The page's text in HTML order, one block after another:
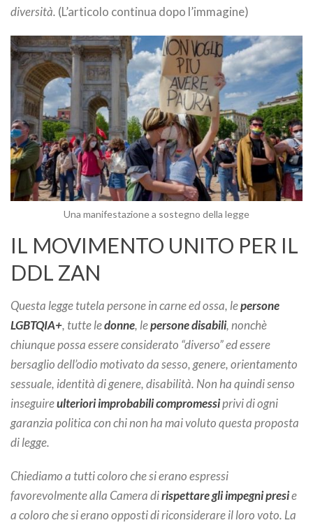
diversità. (L’articolo continua dopo l’immagine)
Una manifestazione a sostegno della legge
IL MOVIMENTO UNITO PER IL
DDL ZAN
Questa legge tutela persone in carne ed ossa, lepersone
LGBTQIA+, tutte ledonne, lepersone disabili, nonchè
chiunque possa essere considerato “diverso” ed essere
bersaglio dell’odio motivato da sesso, genere, orientamento
sessuale, identità di genere, disabilità. Non ha quindi senso
inseguireulteriori improbabili compromessiprivi di ogni
garanzia politica con chi non ha mai voluto questa proposta
di legge.
Chiediamo a tutti coloro che si erano espressi
favorevolmente alla Camera dirispettare gli impegni presie
a coloro che si erano opposti di riconsiderare il loro voto. La